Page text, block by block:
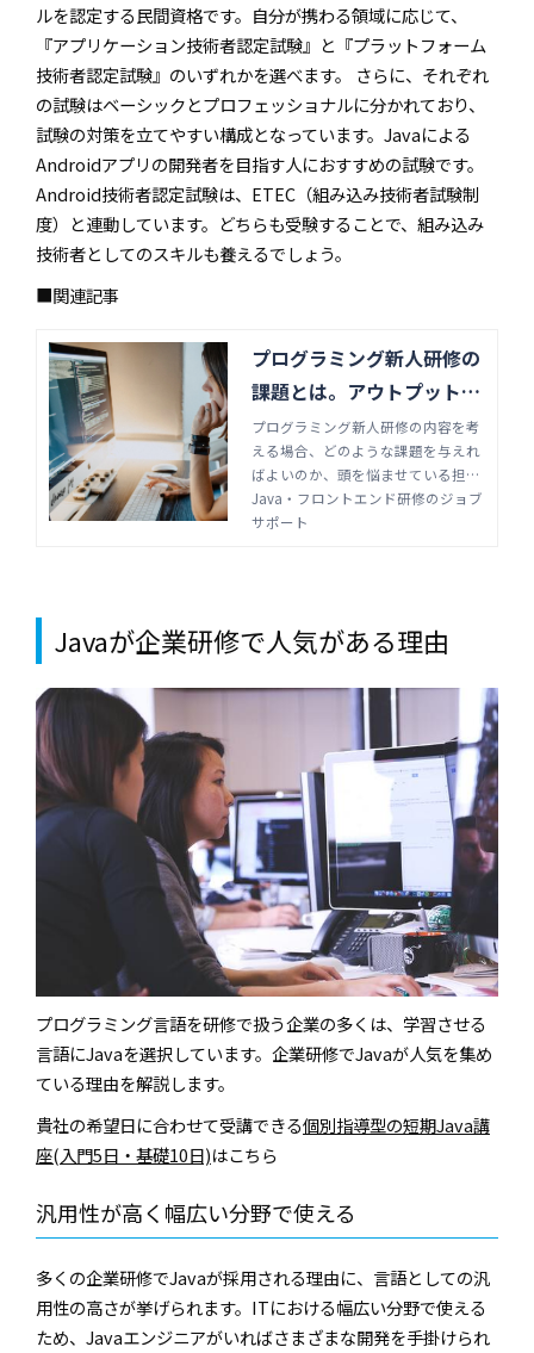
ルを認定する民間資格です。自分が携わる領域に応じて、
『アプリケーション技術者認定試験』と『プラットフォーム
技術者認定試験』のいずれかを選べます。 さらに、それぞれ
の試験はベーシックとプロフェッショナルに分かれており、
試験の対策を立てやすい構成となっています。Javaによる
Androidアプリの開発者を目指す人におすすめの試験です。
Android技術者認定試験は、ETEC（組み込み技術者試験制
度）と連動しています。どちらも受験することで、組み込み
技術者としてのスキルも養えるでしょう。
■関連記事
プログラミング新人研修の
課題とは。アウトプット中
心でスピード習得 | Java・
フロントエンド研修のジョ
ブサポート
プログラミング新人研修の内容を考
える場合、どのような課題を与えれ
ばよいのか、頭を悩ませている担当
者もいるのではないでしょうか。新
人がプログラミングをできるだけ早
Java・フロントエンド研修のジョブ
サポート
Javaが企業研修で人気がある理由
プログラミング言語を研修で扱う企業の多くは、学習させる
言語にJavaを選択しています。企業研修でJavaが人気を集め
ている理由を解説します。
貴社の希望日に合わせて受講できる個別指導型の短期Java講
座(入門5日・基礎10日)はこちら
汎用性が高く幅広い分野で使える
多くの企業研修でJavaが採用される理由に、言語としての汎
用性の高さが挙げられます。ITにおける幅広い分野で使える
ため、Javaエンジニアがいればさまざまな開発を手掛けられ